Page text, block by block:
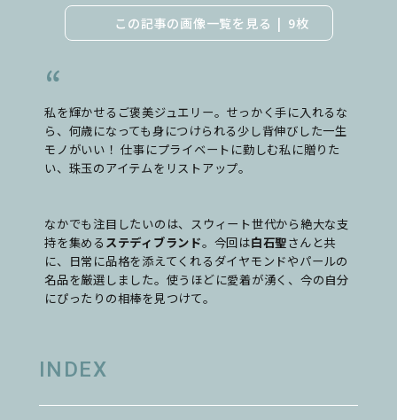
この記事の画像一覧を見る 9枚
私を輝かせるご褒美ジュエリー。せっかく手に入れるな
ら、何歳になっても身につけられる少し背伸びした一生
モノがいい！ 仕事にプライベートに勤しむ私に贈りた
い、珠玉のアイテムをリストアップ。
なかでも注目したいのは、スウィート世代から絶大な支
持を集める ステディブランド。今回は白石聖さんと共
に、日常に品格を添えてくれるダイヤモンドやパールの
名品を厳選しました。使うほどに愛着が湧く、今の自分
にぴったりの相棒を見つけて。
INDEX